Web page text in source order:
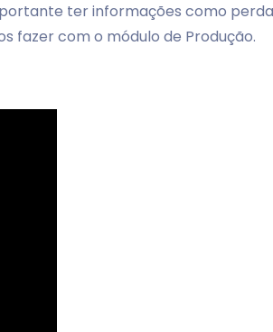
ter informações como
fazer com o módulo de Produção.